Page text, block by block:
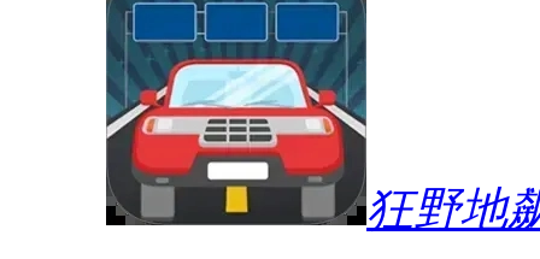
狂野地